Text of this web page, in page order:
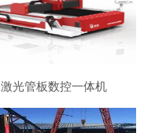
激光管板数控一体机